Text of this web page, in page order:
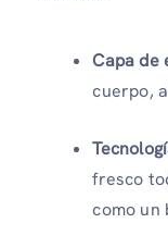
Capa de
cuerpo,
fresco
como un